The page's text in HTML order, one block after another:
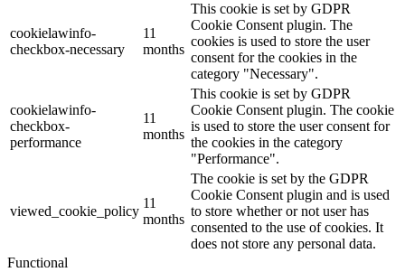
cookielawinfo-
checkbox-necessary
11
months
This cookie is set by GDPR
Cookie Consent plugin. The
cookies is used to store the user
consent for the cookies in the
category "Necessary".
cookielawinfo-
checkbox-
performance
11
months
This cookie is set by GDPR
Cookie Consent plugin. The cookie
is used to store the user consent for
the cookies in the category
"Performance".
viewed_cookie_policy
11
months
The cookie is set by the GDPR
Cookie Consent plugin and is used
to store whether or not user has
consented to the use of cookies. It
does not store any personal data.
Functional